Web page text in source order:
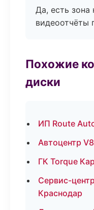
Да, есть
видеоотчёты
Похожие
диски
ИП Route
Автоцентр
ГК Torque
Сервис-
Краснодар